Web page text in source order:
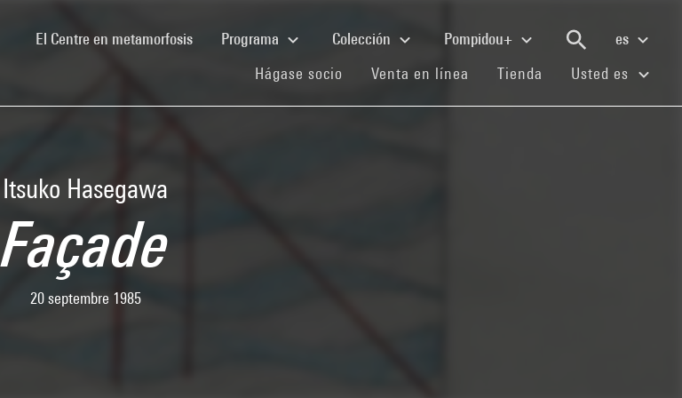
El Centre en metamorfosis(current)Programa Colección Pompidou+
es
Hágase socio (current)
Venta en línea (current)
Tienda (current)
Usted es
Itsuko Hasegawa
Façade
20 septembre 1985